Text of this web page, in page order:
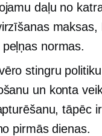
daļu no
normas.
stingru
un konta
tāpēc
pirmās dienas.